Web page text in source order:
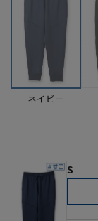
ネイビー
S